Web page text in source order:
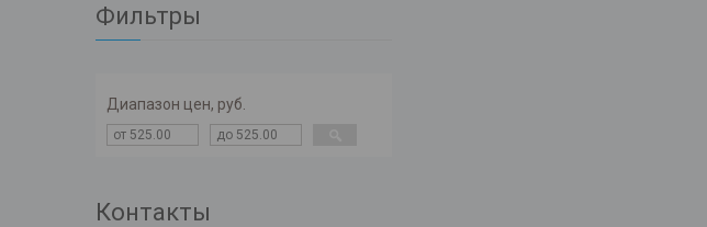
Фильтры
Диапазон цен, руб.
Контакты